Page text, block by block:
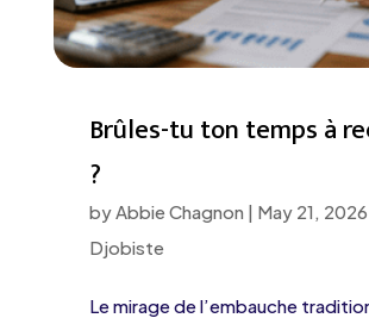
Brûles-tu ton temps à
?
byAbbie Chagnon | May 21, 2026
Djobiste
Le mirage de l’embauche